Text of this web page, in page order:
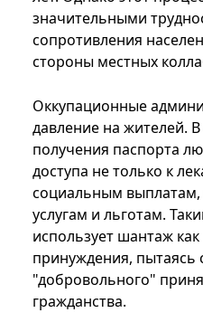
значительными
сопротивления
стороны местных
Оккупационные
давление на жителей. В
получения паспорта
доступа не только к
социальным
услугам и льготам.
использует шантаж
принуждения, пытаясь
"добровольного"
гражданства.